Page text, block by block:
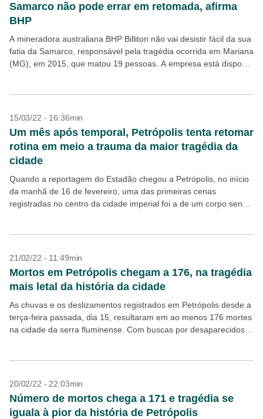
Samarco não pode errar em retomada, afirma
BHP
A mineradora australiana BHP Billiton não vai desistir fácil da sua
fatia da Samarco, responsável pela tragédia ocorrida em Mariana
(MG), em 2015, que matou 19 pessoas. A empresa está disposta
15/03/22 - 16:36min
Um mês após temporal, Petrópolis tenta retomar
rotina em meio a trauma da maior tragédia da
cidade
Quando a reportagem do Estadão chegou a Petrópolis, no início
da manhã de 16 de fevereiro, uma das primeiras cenas
registradas no centro da cidade imperial foi a de um corpo sendo
21/02/22 - 11:49min
Mortos em Petrópolis chegam a 176, na tragédia
mais letal da história da cidade
As chuvas e os deslizamentos registrados em Petrópolis desde a
terça-feira passada, dia 15, resultaram em ao menos 176 mortes
na cidade da serra fluminense. Com buscas por desaparecidos
20/02/22 - 22:03min
Número de mortos chega a 171 e tragédia se
iguala à pior da história de Petrópolis